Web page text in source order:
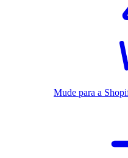
Mude para a